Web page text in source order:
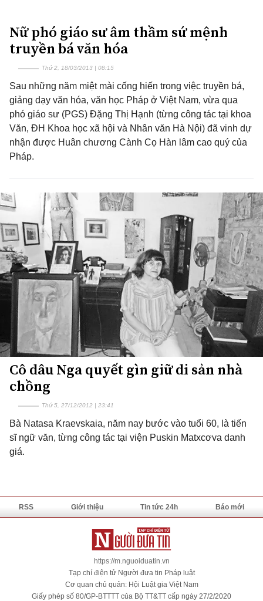
Nữ phó giáo sư âm thầm sứ mệnh
truyền bá văn hóa
Thứ 2, 18/03/2013 | 08:15
Sau những năm miệt mài cống hiến trong việc truyền bá,
giảng dạy văn hóa, văn học Pháp ở Việt Nam, vừa qua
phó giáo sư (PGS) Đặng Thị Hạnh (từng công tác tại khoa
Văn, ĐH Khoa học xã hội và Nhân văn Hà Nội) đã vinh dự
nhận được Huân chương Cành Cọ Hàn lâm cao quý của
Pháp.
Cô dâu Nga quyết gìn giữ di sản nhà
chồng
Thứ 5, 27/12/2012 | 23:41
Bà Natasa Kraevskaia, năm nay bước vào tuổi 60, là tiến
sĩ ngữ văn, từng công tác tại viện Puskin Matxcơva danh
giá.
RSS Giới thiệu Tin tức 24h Báo mới
https://m.nguoiduatin.vn
Tạp chí điện tử Người đưa tin Pháp luật
Cơ quan chủ quản: Hội Luật gia Việt Nam
Giấy phép số 80/GP-BTTTT của Bộ TT&TT cấp ngày 27/2/2020